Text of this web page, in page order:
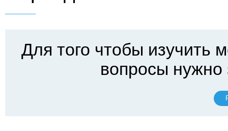
Для того чтобы изучить
вопросы нужно